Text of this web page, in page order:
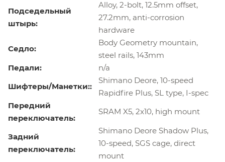
Подседельный
штырь:
Alloy, 2-bolt, 12.5mm offset,
27.2mm, anti-corrosion
hardware
Седло:
Body Geometry mountain,
steel rails, 143mm
Педали:
n/a
Шифтеры/Манетки::
Shimano Deore, 10-speed
Rapidfire Plus, SL type, I-spec
Передний
переключатель:
SRAM X5, 2x10, high mount
Задний
переключатель:
Shimano Deore Shadow Plus,
10-speed, SGS cage, direct
mount